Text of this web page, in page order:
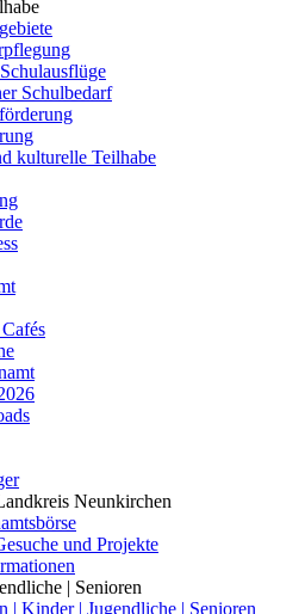
Schulbedarf
kulturelle Teilhabe
Neunkirchen
und Projekte
| Senioren
| Kinder | Jugendliche | Senioren